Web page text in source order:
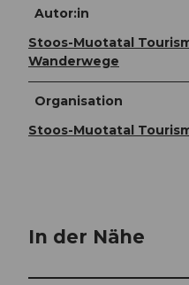
Autor:in
Stoos-Muotatal
Wanderwege
Organisation
Stoos-Muotatal
In der Nähe